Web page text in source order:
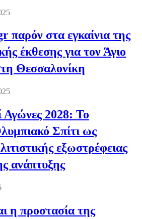
παρόν στα εγκαίνια της
έκθεσης για τον Άγιο
Θεσσαλονίκη
Αγώνες 2028: Το
Σπίτι ως
εξωστρέφειας
ανάπτυξης
η προστασία της